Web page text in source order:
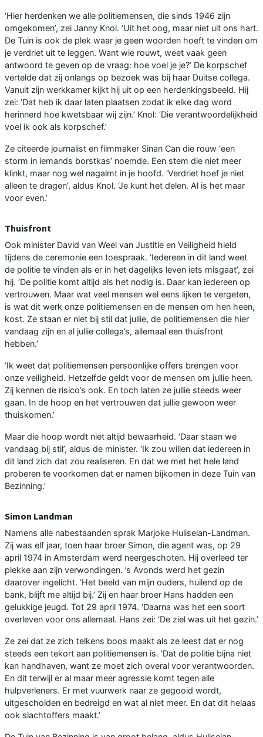
‘Hier herdenken we alle politiemensen, die sinds 1946 zijn
omgekomen’, zei Janny Knol. ‘Uit het oog, maar niet uit ons hart.
De Tuin is ook de plek waar je geen woorden hoeft te vinden om
je verdriet uit te leggen. Want wie rouwt, weet vaak geen
antwoord te geven op de vraag: hoe voel je je?’ De korpschef
vertelde dat zij onlangs op bezoek was bij haar Duitse collega.
Vanuit zijn werkkamer kijkt hij uit op een herdenkingsbeeld. Hij
zei: ‘Dat heb ik daar laten plaatsen zodat ik elke dag word
herinnerd hoe kwetsbaar wij zijn.’ Knol: ‘Die verantwoordelijkheid
voel ik ook als korpschef.’
Ze citeerde journalist en filmmaker Sinan Can die rouw ‘een
storm in iemands borstkas’ noemde. Een stem die niet meer
klinkt, maar nog wel nagalmt in je hoofd. ‘Verdriet hoef je niet
alleen te dragen’, aldus Knol. ‘Je kunt het delen. Al is het maar
voor even.’
Thuisfront
Ook minister David van Weel van Justitie en Veiligheid hield
tijdens de ceremonie een toespraak. ‘Iedereen in dit land weet
de politie te vinden als er in het dagelijks leven iets misgaat’, zei
hij. ‘De politie komt altijd als het nodig is. Daar kan iedereen op
vertrouwen. Maar wat veel mensen wel eens lijken te vergeten,
is wat dit werk onze politiemensen en de mensen om hen heen,
kost. Ze staan er niet bij stil dat jullie, de politiemensen die hier
vandaag zijn en al jullie collega’s, allemaal een thuisfront
hebben.’
‘Ik weet dat politiemensen persoonlijke offers brengen voor
onze veiligheid. Hetzelfde geldt voor de mensen om jullie heen.
Zij kennen de risico’s ook. En toch laten ze jullie steeds weer
gaan. In de hoop en het vertrouwen dat jullie gewoon weer
thuiskomen.’
Maar die hoop wordt niet altijd bewaarheid. ‘Daar staan we
vandaag bij stil’, aldus de minister. ‘Ik zou willen dat iedereen in
dit land zich dat zou realiseren. En dat we met het hele land
proberen te voorkomen dat er namen bijkomen in deze Tuin van
Bezinning.’
Simon Landman
Namens alle nabestaanden sprak Marjoke Huliselan-Landman.
Zij was elf jaar, toen haar broer Simon, die agent was, op 29
april 1974 in Amsterdam werd neergeschoten. Hij overleed ter
plekke aan zijn verwondingen. ’s Avonds werd het gezin
daarover ingelicht. ‘Het beeld van mijn ouders, huilend op de
bank, blijft me altijd bij.’ Zij en haar broer Hans hadden een
gelukkige jeugd. Tot 29 april 1974. ‘Daarna was het een soort
overleven voor ons allemaal. Hans zei: ‘De ziel was uit het gezin.’
Ze zei dat ze zich telkens boos maakt als ze leest dat er nog
steeds een tekort aan politiemensen is. ‘Dat de politie bijna niet
kan handhaven, want ze moet zich overal voor verantwoorden.
En dit terwijl er al maar meer agressie komt tegen alle
hulpverleners. Er met vuurwerk naar ze gegooid wordt,
uitgescholden en bedreigd en wat al niet meer. En dat dit helaas
ook slachtoffers maakt.’